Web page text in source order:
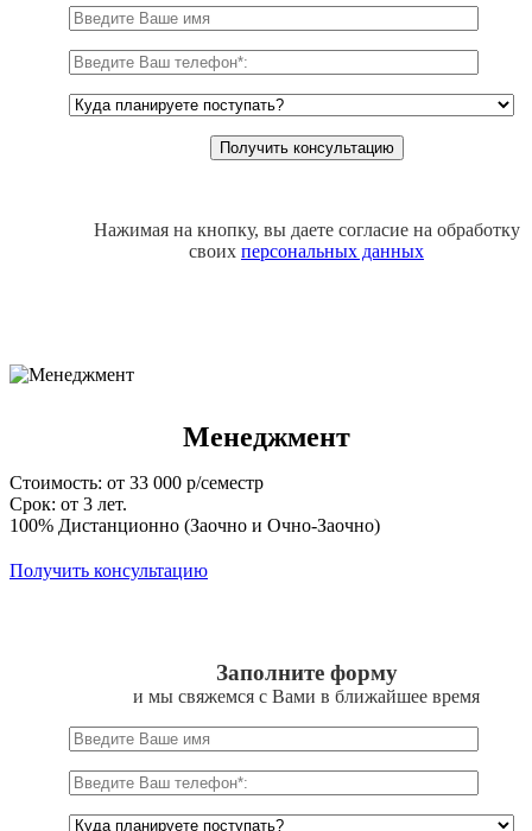
Нажимая на кнопку, вы даете согласие на обработку
своих персональных данных
Менеджмент
Стоимость: от 33 000 р/семестр
Срок: от 3 лет.
100% Дистанционно (Заочно и Очно-Заочно)
Получить консультацию
Заполните форму
и мы свяжемся с Вами в ближайшее время